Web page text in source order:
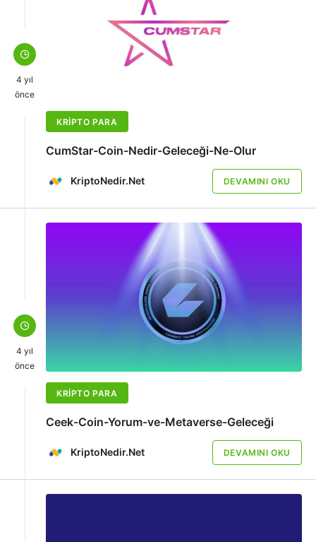
4 yıl
önce
KRIPTO PARA
CumStar-Coin-Nedir-Geleceği-Ne-Olur
KriptoNedir.Net DEVAMINI OKU
4 yıl
önce
KRIPTO PARA
Ceek-Coin-Yorum-ve-Metaverse-Geleceği
KriptoNedir.Net DEVAMINI OKU